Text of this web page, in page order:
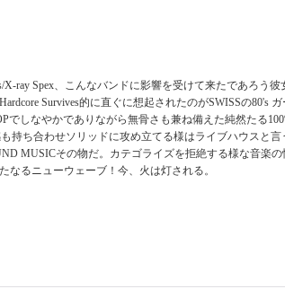
X-ray Spex、こんなバンドに影響を受けて来たであろう彼
Survives的に直ぐに想起されたのがSWISSの80's
でしなやかでありながら無骨さも兼ね備えた純然たる
も持ち合わせソリッドに攻め立てる様はライブハウスと
MUSICその物だ。カテゴライズを拒絶する様な音楽
なるニューウェーブ！今、火は灯される。